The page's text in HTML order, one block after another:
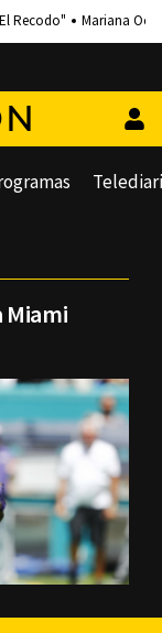
Recodo" Mariana
Miami